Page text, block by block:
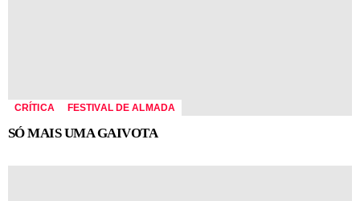
CRÍTICA FESTIVAL DE ALMADA
SÓ MAIS UMA GAIVOTA